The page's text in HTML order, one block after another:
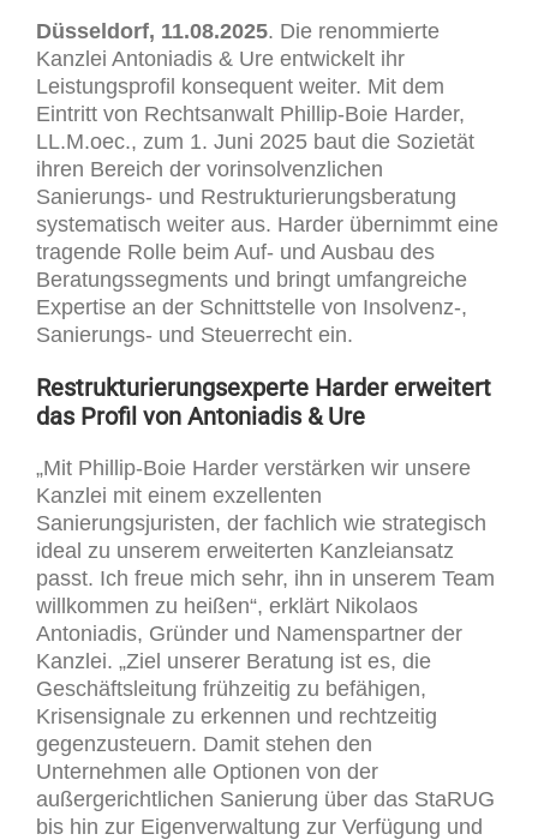
Düsseldorf, 11.08.2025. Die renommierte
Kanzlei Antoniadis & Ure entwickelt ihr
Leistungsprofil konsequent weiter. Mit dem
Eintritt von Rechtsanwalt Phillip-Boie Harder,
LL.M.oec., zum 1. Juni 2025 baut die Sozietät
ihren Bereich der vorinsolvenzlichen
Sanierungs- und Restrukturierungsberatung
systematisch weiter aus. Harder übernimmt eine
tragende Rolle beim Auf- und Ausbau des
Beratungssegments und bringt umfangreiche
Expertise an der Schnittstelle von Insolvenz-,
Sanierungs- und Steuerrecht ein.
Restrukturierungsexperte Harder erweitert
das Profil von Antoniadis & Ure
„Mit Phillip-Boie Harder verstärken wir unsere
Kanzlei mit einem exzellenten
Sanierungsjuristen, der fachlich wie strategisch
ideal zu unserem erweiterten Kanzleiansatz
passt. Ich freue mich sehr, ihn in unserem Team
willkommen zu heißen“, erklärt Nikolaos
Antoniadis, Gründer und Namenspartner der
Kanzlei. „Ziel unserer Beratung ist es, die
Geschäftsleitung frühzeitig zu befähigen,
Krisensignale zu erkennen und rechtzeitig
gegenzusteuern. Damit stehen den
Unternehmen alle Optionen von der
außergerichtlichen Sanierung über das StaRUG
bis hin zur Eigenverwaltung zur Verfügung und